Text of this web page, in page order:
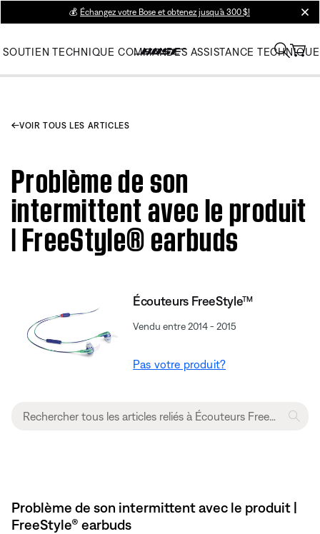
💰 Échangez votre Bose et obtenez jusqu’à 300 $!
SOUTIEN TECHNIQUE COMMANDES ASSISTANCE TECHNIQUE
VOIR TOUS LES ARTICLES
Problème de son
intermittent avec le produit
| FreeStyle® earbuds
Écouteurs FreeStyle™
Vendu entre 2014 - 2015
Pas votre produit?
Problème de son intermittent avec le produit |
FreeStyle® earbuds